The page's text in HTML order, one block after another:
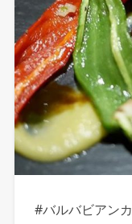
#バルバビアンカ